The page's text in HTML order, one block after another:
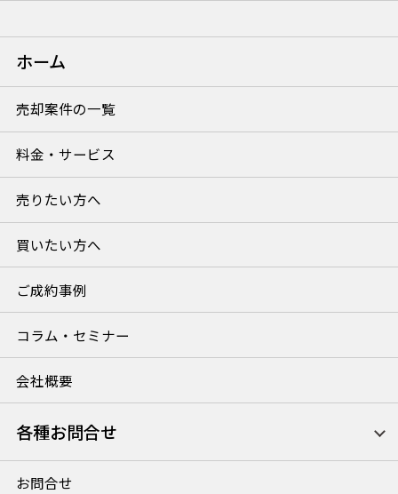
ホーム
売却案件の一覧
料金・サービス
売りたい方へ
買いたい方へ
ご成約事例
コラム・セミナー
会社概要
各種お問合せ
お問合せ